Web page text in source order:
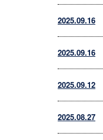
2025.09.16
2025.09.16
2025.09.12
2025.08.27